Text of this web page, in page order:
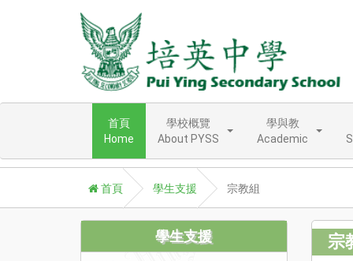
首頁
Home
學校概覽
About PYSS
學與教
Academic
首頁 學生支援 宗教組
學生支援 宗